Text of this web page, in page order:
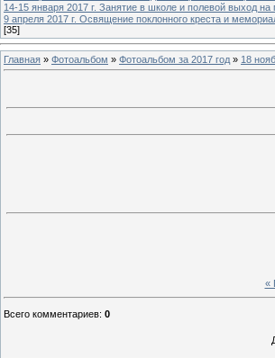
14-15 января 2017 г. Занятие в школе и полевой выход на
9 апреля 2017 г. Освящение поклонного креста и
[35]
Главная » Фотоальбом » Фотоальбом за 2017 год » 18
«
Всего комментариев: 0